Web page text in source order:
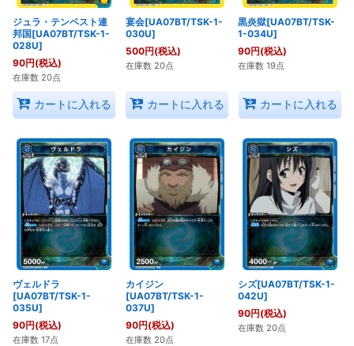
ジュラ・テンペスト連
邦国[UA07BT/TSK-1-
028U]
90円(税込)
在庫数 20点
カートに入れる
宴会[UA07BT/TSK-1-
030U]
500円(税込)
在庫数 20点
カートに入れる
黒炎獄[UA07BT/TSK-
1-034U]
90円(税込)
在庫数 19点
カートに入れる
ヴェルドラ
[UA07BT/TSK-1-
035U]
90円(税込)
在庫数 17点
カイジン
[UA07BT/TSK-1-
037U]
90円(税込)
在庫数 20点
シズ[UA07BT/TSK-1-
042U]
90円(税込)
在庫数 20点